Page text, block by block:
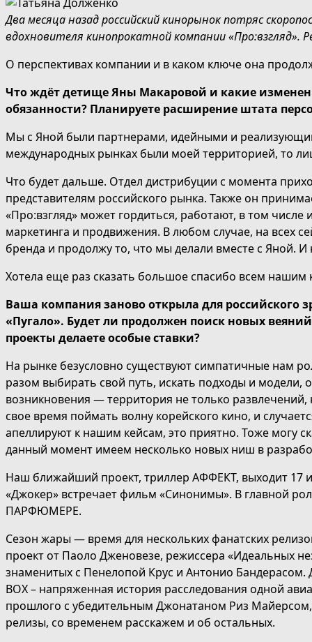
Два месяца назад российский кинорынок потряс
вдохновителя кинопрокатной компании «Про:взгляд».
О перспективах компании и в каком ключе она
Что ждёт детище Яны Макаровой и какие
обязанности? Планируете расширение штата
Мы с Яной были партнерами, идейными и
международных рынках были моей территорией, то
Что будет дальше. Отдел дистрибуции с момента
представителям российского рынка. Также он
«Про:взгляд» может гордиться, работают, в том
маркетинга и продвижения. В любом случае, на всех
бренда и продолжу то, что мы делали вместе с Яной.
Хотела еще раз сказать большое спасибо всем
Ваша компания заново открыла для российского
«Пугало». Будет ли продолжен поиск новых
проекты делаете особые ставки?
На рынке безусловно существуют симпатичные нам
разом выбирать свой путь, искать подходы и модели,
возникновения — территория не только
свое время поймать волну корейского кино, и
апеллируют к нашим кейсам, это приятно. Тоже могу
данный момент имеем несколько новых ниш в
Наш ближайший проект, триллер АФФЕКТ, выходит 17
«Джокер» встречает фильм «Синонимы». В главной
ПАРФЮМЕРЕ.
Сезон жары — время для нескольких фанатских
проект от Паоло Дженовезе, режиссера «Идеальных
знаменитых с Пенелопой Крус и Антонио
BOX – напряженная история расследования одной
прошлого с убедительным Джонатаном Риз
релизы, со временем расскажем и об остальных.